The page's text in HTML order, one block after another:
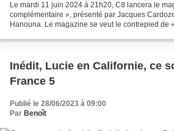
Le mardi 11 juin 2024 à 21h20, C8 lancera le
complémentaire », présenté par Jacques
Hanouna. Le magazine se veut le contrepied de
Inédit, Lucie en Californie, ce
France 5
Publié le 28/06/2023 à 09:00
Par Benoît